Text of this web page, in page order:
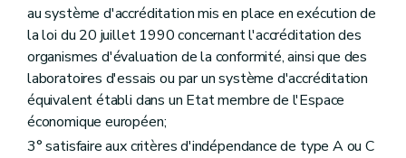
au système d'accréditation mis en place en exécution de
la loi du 20 juillet 1990 concernant l'accréditation des
organismes d'évaluation de la conformité, ainsi que des
laboratoires d'essais ou par un système d'accréditation
équivalent établi dans un Etat membre de l'Espace
économique européen;
3° satisfaire aux critères d'indépendance de type A ou C